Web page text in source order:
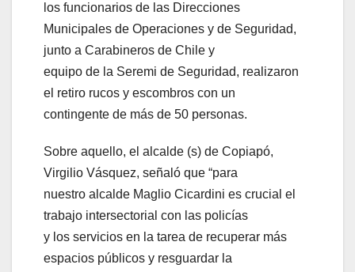
los funcionarios de las Direcciones
Municipales de Operaciones y de Seguridad,
junto a Carabineros de Chile y
equipo de la Seremi de Seguridad, realizaron
el retiro rucos y escombros con un
contingente de más de 50 personas.
Sobre aquello, el alcalde (s) de Copiapó,
Virgilio Vásquez, señaló que “para
nuestro alcalde Maglio Cicardini es crucial el
trabajo intersectorial con las policías
y los servicios en la tarea de recuperar más
espacios públicos y resguardar la